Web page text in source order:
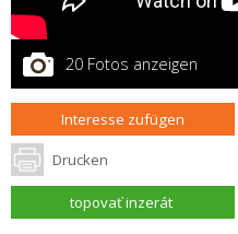
20 Fotos anzeigen
Interesse zufügen
Drucken
topovať inzerát